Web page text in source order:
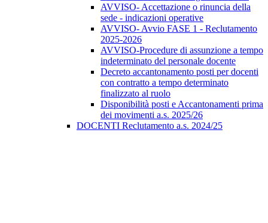
AVVISO- Accettazione o rinuncia della
sede - indicazioni operative
AVVISO- Avvio FASE 1 - Reclutamento
2025-2026
AVVISO-Procedure di assunzione a tempo
indeterminato del personale docente
Decreto accantonamento posti per docenti
con contratto a tempo determinato
finalizzato al ruolo
Disponibilità posti e Accantonamenti prima
dei movimenti a.s. 2025/26
DOCENTI Reclutamento a.s. 2024/25